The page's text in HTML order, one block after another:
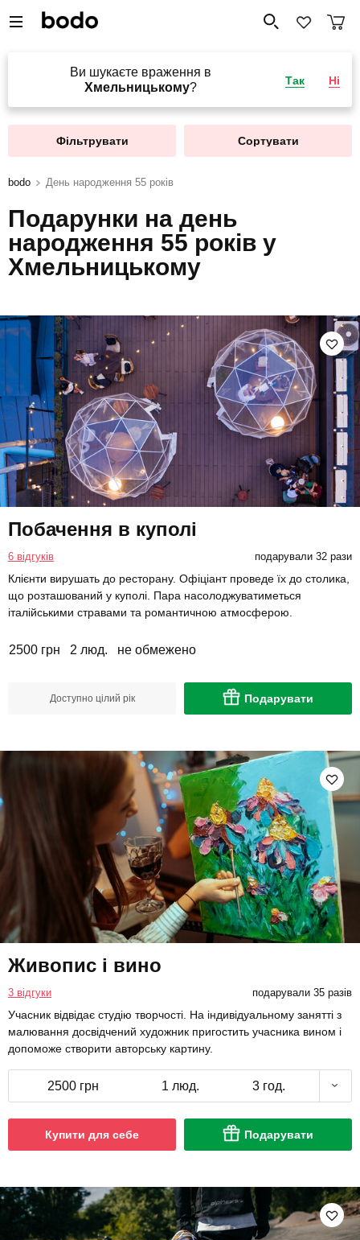
Ви шукаєте враження в
Хмельницькому?
Так Ні
Фільтрувати Сортувати
bodo День народження 55 років
Подарунки на день
народження 55 років у
Хмельницькому
Побачення в куполі
6 відгуків подарували 32 рази
Клієнти вирушать до ресторану. Офіціант проведе їх до столика,
що розташований у куполі. Пара насолоджуватиметься
італійськими стравами та романтичною атмосферою.
2500 грн 2 люд. не обмежено
Доступно цілий рік Подарувати
Живопис і вино
3 відгуки подарували 35 разів
Учасник відвідає студію творчості. На індивідуальному занятті з
малювання досвідчений художник пригостить учасника вином і
допоможе створити авторську картину.
2500 грн 1 люд. 3 год.
Купити для себе Подарувати